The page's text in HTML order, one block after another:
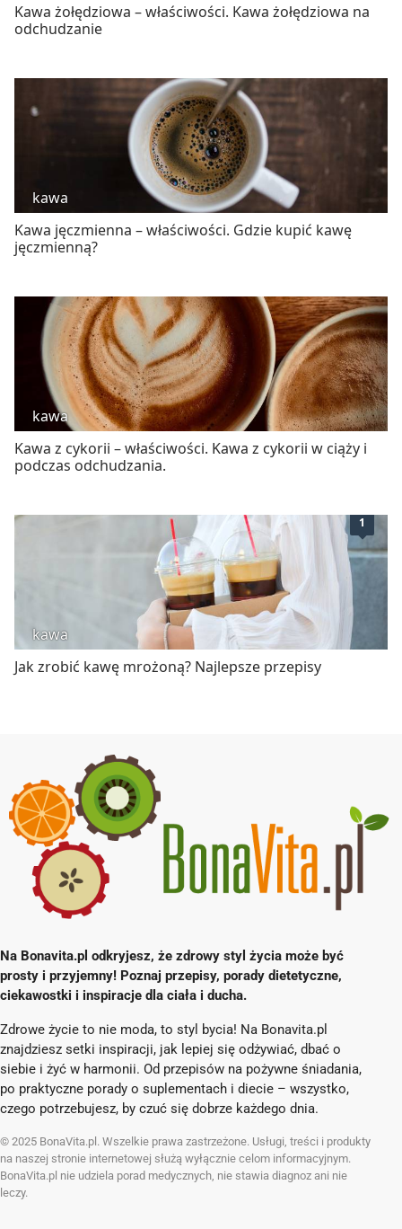
Kawa żołędziowa – właściwości. Kawa żołędziowa na
odchudzanie
kawa
Kawa jęczmienna – właściwości. Gdzie kupić kawę
jęczmienną?
kawa
Kawa z cykorii – właściwości. Kawa z cykorii w ciąży i
podczas odchudzania.
1
kawa
Jak zrobić kawę mrożoną? Najlepsze przepisy
Na Bonavita.pl odkryjesz, że zdrowy styl życia może być
prosty i przyjemny! Poznaj przepisy, porady dietetyczne,
ciekawostki i inspiracje dla ciała i ducha.
Zdrowe życie to nie moda, to styl bycia! Na Bonavita.pl
znajdziesz setki inspiracji, jak lepiej się odżywiać, dbać o
siebie i żyć w harmonii. Od przepisów na pożywne śniadania,
po praktyczne porady o suplementach i diecie – wszystko,
czego potrzebujesz, by czuć się dobrze każdego dnia.
© 2025 BonaVita.pl. Wszelkie prawa zastrzeżone. Usługi, treści i produkty
na naszej stronie internetowej służą wyłącznie celom informacyjnym.
BonaVita.pl nie udziela porad medycznych, nie stawia diagnoz ani nie
leczy.